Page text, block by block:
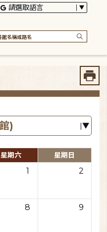
星期六 星期日
1 2
8 9